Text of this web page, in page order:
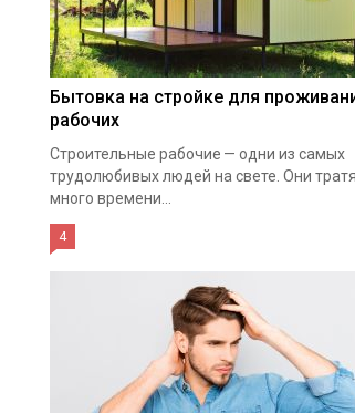
Бытовка на стройке для
рабочих
Строительные рабочие — одни из самых
трудолюбивых людей на свете. Они
много времени...
4